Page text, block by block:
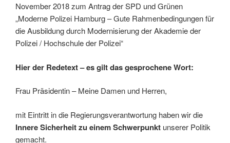
November 2018 zum Antrag der SPD und Grünen
„Moderne Polizei Hamburg – Gute Rahmenbedingungen für
die Ausbildung durch Modernisierung der Akademie der
Polizei / Hochschule der Polizei“
Hier der Redetext – es gilt das gesprochene Wort:
Frau Präsidentin – Meine Damen und Herren,
mit Eintritt in die Regierungsverantwortung haben wir die
Innere Sicherheit zu einem Schwerpunkt unserer Politik
gemacht.